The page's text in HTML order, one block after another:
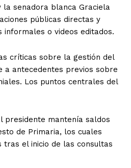
senadora blanca Graciela
públicas directas y
informales o videos editados.
críticas sobre la gestión del
a antecedentes previos sobre
Los puntos centrales del
presidente mantenía saldos
de Primaria, los cuales
tras el inicio de las consultas